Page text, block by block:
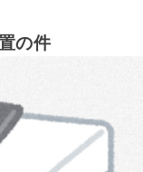
の件